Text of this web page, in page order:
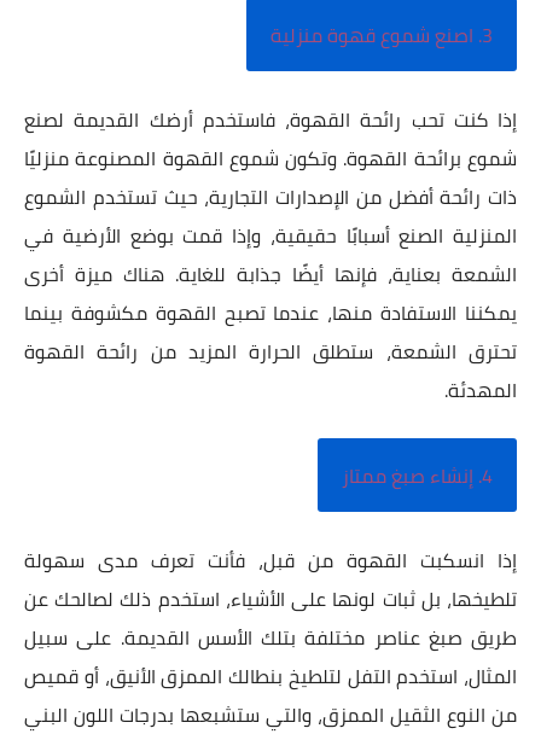
3. اصنع شموع قهوة منزلية
إذا كنت تحب رائحة القهوة، فاستخدم أرضك القديمة لصنع
شموع برائحة القهوة. وتكون شموع القهوة المصنوعة منزليًا
ذات رائحة أفضل من الإصدارات التجارية، حيث تستخدم الشموع
المنزلية الصنع أسبابًا حقيقية، وإذا قمت بوضع الأرضية في
الشمعة بعناية، فإنها أيضًا جذابة للغاية. هناك ميزة أخرى
يمكننا الاستفادة منها، عندما تصبح القهوة مكشوفة بينما
تحترق الشمعة، ستطلق الحرارة المزيد من رائحة القهوة
المهدئة.
4. إنشاء صبغ ممتاز
إذا انسكبت القهوة من قبل، فأنت تعرف مدى سهولة
تلطيخها، بل ثبات لونها على الأشياء، استخدم ذلك لصالحك عن
طريق صبغ عناصر مختلفة بتلك الأسس القديمة. على سبيل
المثال، استخدم التفل لتلطيخ بنطالك الممزق الأنيق، أو قميص
من النوع الثقيل الممزق، والتي ستشبعها بدرجات اللون البني